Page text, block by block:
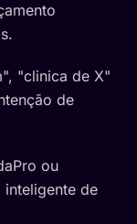
"clinica de X"
de
ou
inteligente de